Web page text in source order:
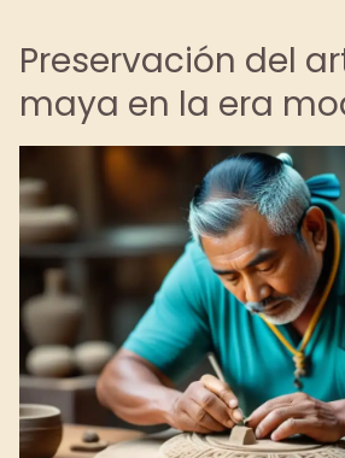
Preservación del
maya en la era